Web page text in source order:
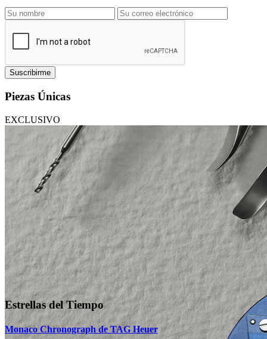
Suscribirme
Piezas Únicas
EXCLUSIVO
Estrellas del Tiempo
Monaco Chronograph de TAG Heuer